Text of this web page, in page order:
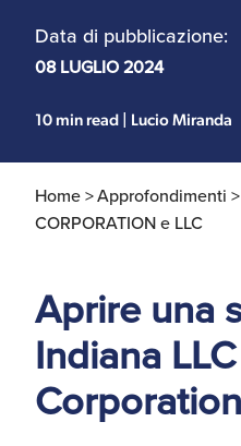
Uffici e Team
ExportUSA a
ExportUSA a
I Partner di
New York,
Costituzione
Servizi Expat
negli USA
Data di pubblicazione:
08 LUGLIO 2024
10 min read | Lucio Miranda
Home >Approfondimenti >
CORPORATION e LLC
Aprire una
Indiana
Corporation